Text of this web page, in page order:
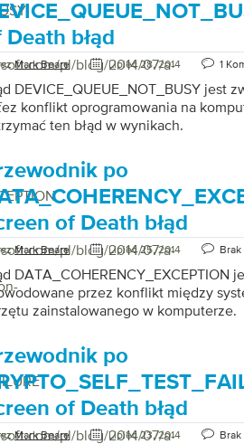
pl/blog/2014/07/a-
Death błąd
Mark Beare Lipiec 28, 2014 1
DEVICE_QUEUE_NOT_BUSY jest
konflikt oprogramowania na
ten błąd w wynikach.
pl/blog/2014/07/a-
po
of Death błąd
Mark Beare Lipiec 25, 2014
DATA_COHERENCY_EXCEPTION
przez konflikt między
zainstalowanego w komputerze.
pl/blog/2014/07/a-
po
of Death błąd
Mark Beare Lipiec 23, 2014